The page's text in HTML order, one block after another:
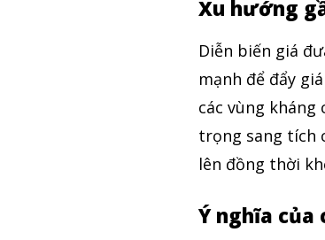
Xu hướng
Diễn biến giá
mạnh để đẩy
các vùng
trọng sang tích
lên đồng thời
Ý nghĩa